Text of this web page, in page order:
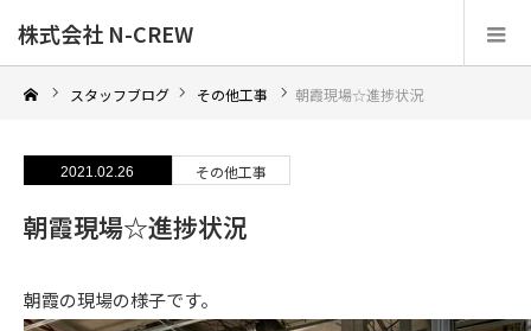
株式会社 N-CREW
スタッフブログ その他工事 朝霞現場☆進捗状況
2021.02.26 その他工事
朝霞現場☆進捗状況
朝霞の現場の様子です。